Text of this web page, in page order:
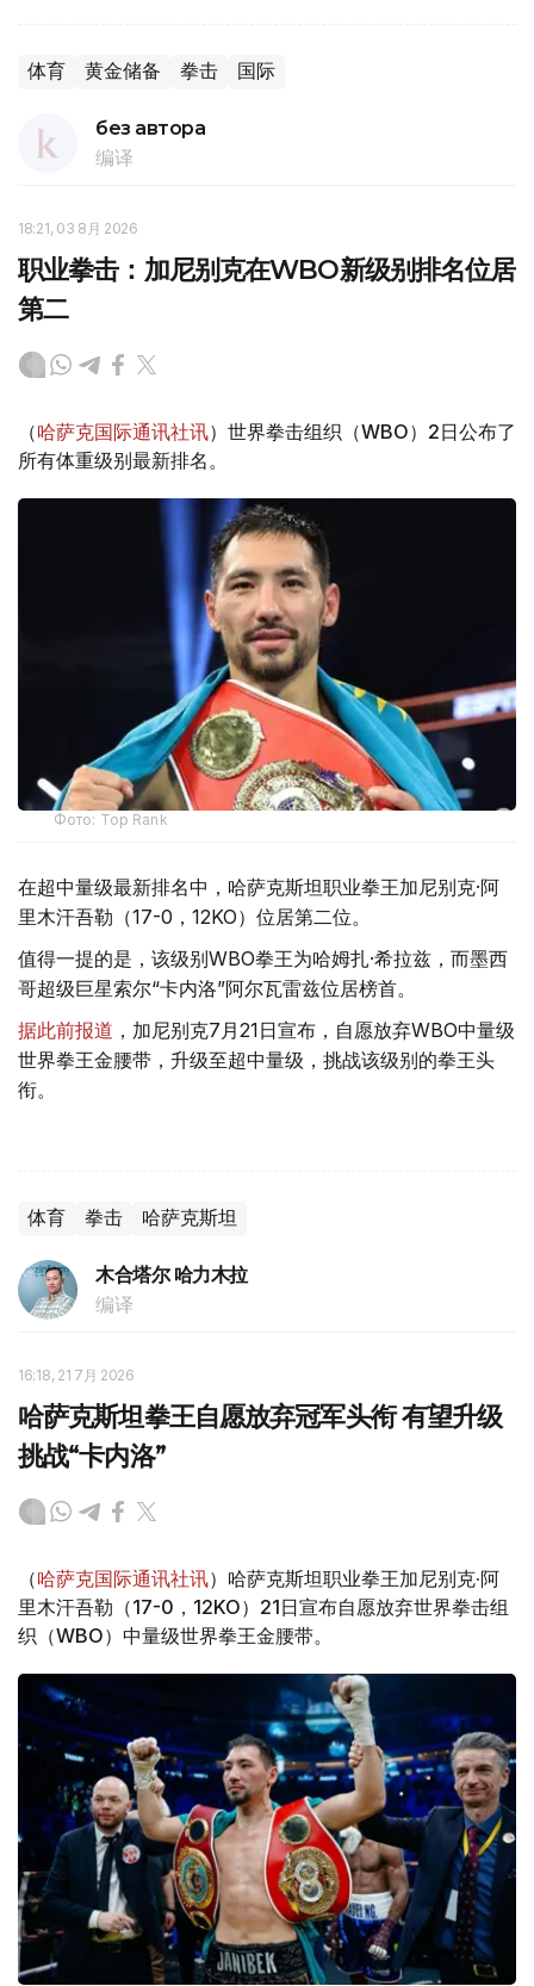
体育 黄金储备 拳击 国际
без автора
编译
18:21, 03 8月 2026
职业拳击：加尼别克在WBO新级别排名位居
第二
（哈萨克国际通讯社讯）世界拳击组织（WBO）2日公布了
所有体重级别最新排名。
Фото: Top Rank
在超中量级最新排名中，哈萨克斯坦职业拳王加尼别克·阿
里木汗吾勒（17-0，12KO）位居第二位。
值得一提的是，该级别WBO拳王为哈姆扎·希拉兹，而墨西
哥超级巨星索尔“卡内洛”阿尔瓦雷兹位居榜首。
据此前报道 ，加尼别克7月21日宣布，自愿放弃WBO中量级
世界拳王金腰带，升级至超中量级，挑战该级别的拳王头
衔。
体育 拳击 哈萨克斯坦
木合塔尔 哈力木拉
编译
16:18, 21 7月 2026
哈萨克斯坦拳王自愿放弃冠军头衔 有望升级
挑战“卡内洛”
（哈萨克国际通讯社讯）哈萨克斯坦职业拳王加尼别克·阿
里木汗吾勒（17-0，12KO）21日宣布自愿放弃世界拳击组
织（WBO）中量级世界拳王金腰带。